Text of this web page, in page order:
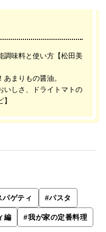
調味料と使い方【松田美
まりもの醤油。
いしさ、ドライトマトの
パゲティ #パスタ
編 #我が家の定番料理